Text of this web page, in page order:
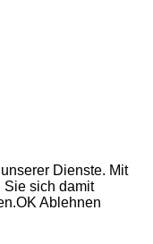
Dienste. Mit
Sie sich damit
OK Ablehnen